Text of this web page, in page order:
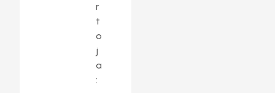
r
t
o
j
a
: